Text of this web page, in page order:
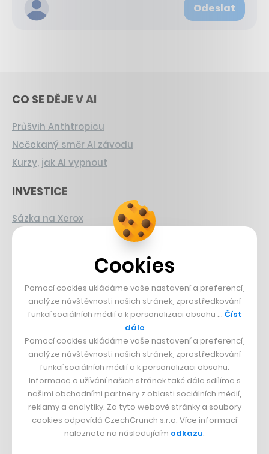
Odeslat
CO SE DĚJE V AI
Průšvih Anthtropicu
Nečekaný směr AI závodu
Kurzy, jak AI vypnout
INVESTICE
Sázka na Xerox
Strnad v Pirelli
PŘÍBĚHY Z GASTRA
Boční projekt, co se zvrtnul
Francouzský šéfkuchař na Šumavě
Dva golfisti, co pečou
DESIGN
Bomma není tichá
Originální hodinky
Nábytek z betonu
Cookies
Pomocí cookies ukládáme vaše nastavení a preferencí,
analýze návštěvnosti našich stránek, zprostředkování
funkcí sociálních médií a k personalizaci obsahu … Číst
dále
Pomocí cookies ukládáme vaše nastavení a preferencí,
analýze návštěvnosti našich stránek, zprostředkování
funkcí sociálních médií a k personalizaci obsahu.
Informace o užívání našich stránek také dále sdílíme s
našimi obchodními partnery z oblasti sociálních médií,
reklamy a analytiky. Za tyto webové stránky a soubory
cookies odpovídá CzechCrunch s.r.o. Více informací
naleznete na následujícím odkazu.